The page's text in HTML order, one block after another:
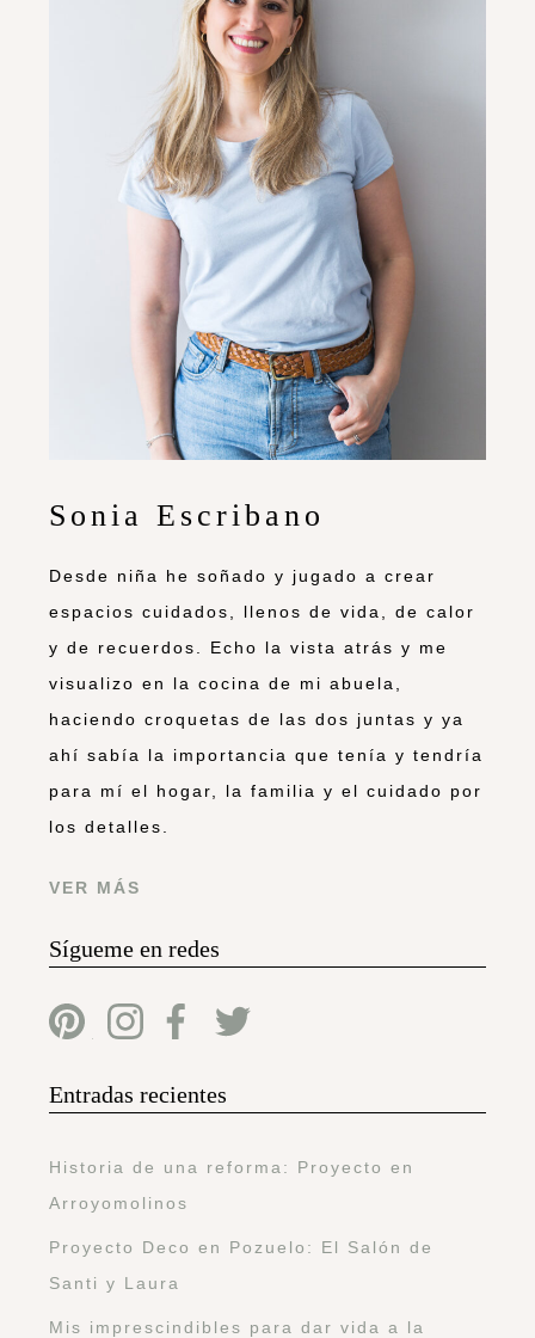
Sonia Escribano
Desde niña he soñado y jugado a crear
espacios cuidados, llenos de vida, de calor
y de recuerdos. Echo la vista atrás y me
visualizo en la cocina de mi abuela,
haciendo croquetas de las dos juntas y ya
ahí sabía la importancia que tenía y tendría
para mí el hogar, la familia y el cuidado por
los detalles.
VER MÁS
Sígueme en redes
Entradas recientes
Historia de una reforma: Proyecto en
Arroyomolinos
Proyecto Deco en Pozuelo: El Salón de
Santi y Laura
Mis imprescindibles para dar vida a la